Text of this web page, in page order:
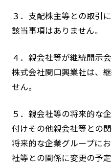
３．支配株主等との取引
該当事項はありません。
４．親会社等が継続開示
株式会社関口興業社は、
せん。
５．親会社等の将来的な
付けその他親会社等との
将来的な企業グループに
社等との関係に変更の予定